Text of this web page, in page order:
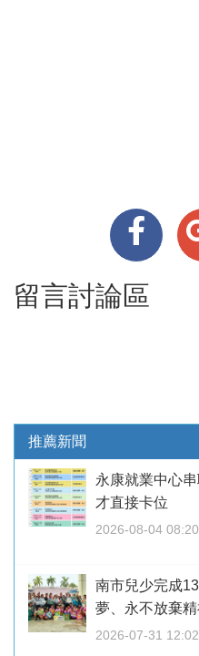
留言討論區
推薦新聞
永康就業中心
才直接卡位
2026-08-04 08:20
南市兒少完成
夢、永不放棄精
2026-07-31 12:02